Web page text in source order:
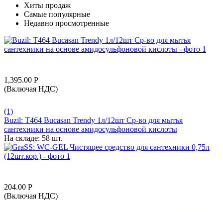
Хиты продаж
Самые популярные
Недавно просмотренные
1,395.00 Р
(Включая НДС)
(1)
Buzil: T464 Bucasan Trendy 1л/12шт Ср-во для мытья
сантехники на основе амидосульфоновой кислоты
На складе: 58 шт.
204.00 Р
(Включая НДС)